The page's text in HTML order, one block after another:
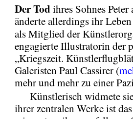
Der Todihres Sohnes
änderte allerdings ihr
als Mitglied der
engagierte Illustratorin der
„Kriegszeit.
Galeristen Paul Cassirer (
mehr und mehr zu einer
Künstlerisch widmete
ihrer zentralen Werke ist